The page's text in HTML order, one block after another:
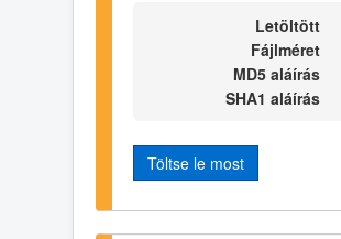
Letöltött
Fájlméret
MD5 aláírás
SHA1 aláírás
Töltse le most